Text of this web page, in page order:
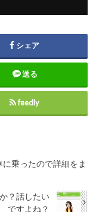
シェア
送る
feedly
乗ったので詳細をま
？話したい
ですよね？